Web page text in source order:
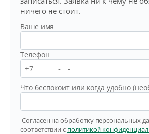
ничего не стоит.
Ваше имя
Телефон
Что беспокоит или когда удобно
Согласен на обработку персональных
соответствии с политикой